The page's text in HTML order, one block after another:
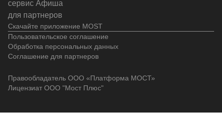
Скачайте приложение MOST
сервис Афиша
для партнеров
Пользовательское соглашение
Обработка персональных данных
Соглашение для партнеров
Правообладатель ООО «Платформа МОСТ»
Лицензиат ООО "Мост Плюс"